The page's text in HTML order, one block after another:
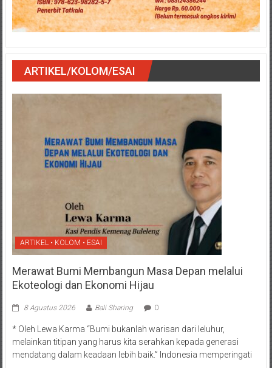
ARTIKEL/KOLOM/ESAI
ARTIKEL • KOLOM • ESAI
Merawat Bumi Membangun Masa Depan melalui
Ekoteologi dan Ekonomi Hijau
8 Agustus 2026 Bali Sharing 0
* Oleh Lewa Karma “Bumi bukanlah warisan dari leluhur,
melainkan titipan yang harus kita serahkan kepada generasi
mendatang dalam keadaan lebih baik.” Indonesia memperingati